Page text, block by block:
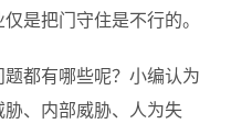
是把门守住是不行的。
都有哪些呢？小编认为
、内部威胁、人为失